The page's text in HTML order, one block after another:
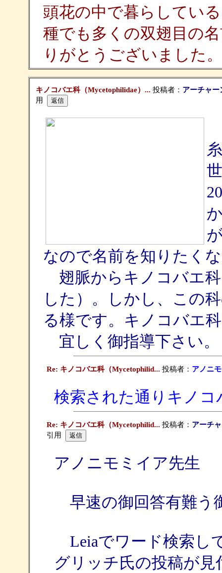
頭花の中で暮らしてい
種でも多くの双翅目の
りがとうございました。
キノコバエ科（Mycetophilidae）... 投稿者： アーチャー
用
なので名前を知りたく
翅脈からキノコバエ
した）。しかし、この
る様です。キノコバエ
宜しく御指導下さい。
Re: キノコバエ科（Mycetophilid... 投稿者： アノニ
検索された通りキノコ
Re: キノコバエ科（Mycetophilid... 投稿者： アーチ
引用
アノニモミイア先生
早速の御回答有難う
Leiaでワード検索し
グリッチ氏の投稿が